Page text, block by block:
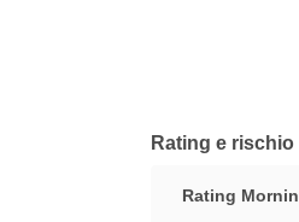
Rating e rischio
Rating